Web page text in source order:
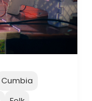
Cumbia